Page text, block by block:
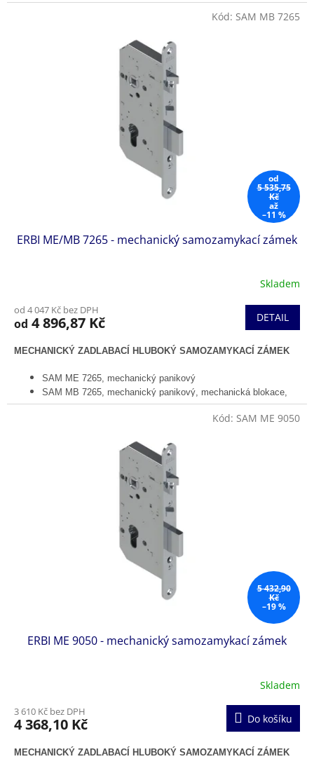
přepínání režimu den/noc
od
5 535,75
Kč
až
–11 %
ERBI ME/MB 7265 - mechanický samozamykací zámek
Skladem
od 4 047 Kč bez DPH
od 4 896,87 Kč DETAIL
MECHANICKÝ ZADLABACÍ HLUBOKÝ SAMOZAMYKACÍ ZÁMEK
SAM ME 7265, mechanický panikový
SAM MB 7265, mechanický panikový, mechanická blokace,
přepínání režimu den/noc
Kód: SAM MB 7265
5 432,90
Kč
–19 %
ERBI ME 9050 - mechanický samozamykací zámek
Skladem
3 610 Kč bez DPH
4 368,10 Kč Do košíku
MECHANICKÝ ZADLABACÍ HLUBOKÝ SAMOZAMYKACÍ ZÁMEK
Kód: SAM ME 9050